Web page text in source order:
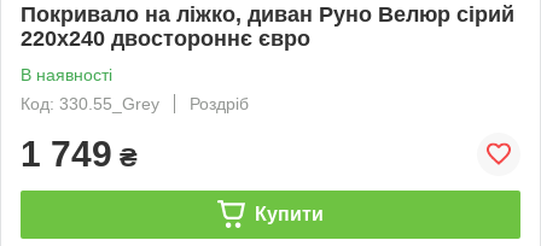
Покривало на ліжко, диван Руно Велюр сірий
220х240 двостороннє євро
В наявності
Код: 330.55_Grey
Роздріб
1 749 ₴
Купити